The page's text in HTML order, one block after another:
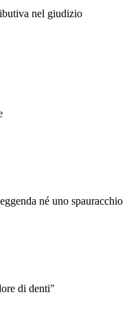
nel giudizio
· Paradiso · Purgatorio
Novissimi · Morte · Inferno
né uno spauracchio
di denti"